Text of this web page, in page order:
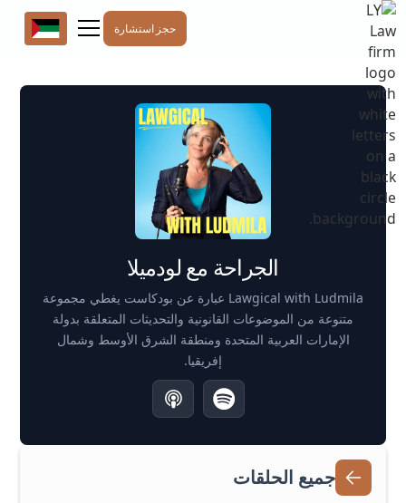
حجز استشارة
الجراحة مع لودميلا
Lawgical with Ludmila عبارة عن بودكاست يغطي مجموعة
متنوعة من الموضوعات القانونية والتحديثات المتعلقة بدولة
الإمارات العربية المتحدة ومنطقة الشرق الأوسط وشمال
إفريقيا.
جميع الحلقات